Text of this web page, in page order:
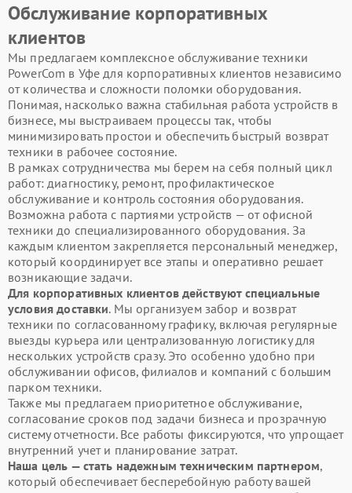
Обслуживание корпоративных
клиентов
Мы предлагаем комплексное обслуживание техники
PowerCom в Уфе для корпоративных клиентов независимо
от количества и сложности поломки оборудования.
Понимая, насколько важна стабильная работа устройств в
бизнесе, мы выстраиваем процессы так, чтобы
минимизировать простои и обеспечить быстрый возврат
техники в рабочее состояние.
В рамках сотрудничества мы берем на себя полный цикл
работ: диагностику, ремонт, профилактическое
обслуживание и контроль состояния оборудования.
Возможна работа с партиями устройств — от офисной
техники до специализированного оборудования. За
каждым клиентом закрепляется персональный менеджер,
который координирует все этапы и оперативно решает
возникающие задачи.
Для корпоративных клиентов действуют специальные
условия доставки. Мы организуем забор и возврат
техники по согласованному графику, включая регулярные
выезды курьера или централизованную логистику для
нескольких устройств сразу. Это особенно удобно при
обслуживании офисов, филиалов и компаний с большим
парком техники.
Также мы предлагаем приоритетное обслуживание,
согласование сроков под задачи бизнеса и прозрачную
систему отчетности. Все работы фиксируются, что упрощает
внутренний учет и планирование затрат.
Наша цель — стать надежным техническим партнером,
который обеспечивает бесперебойную работу вашей